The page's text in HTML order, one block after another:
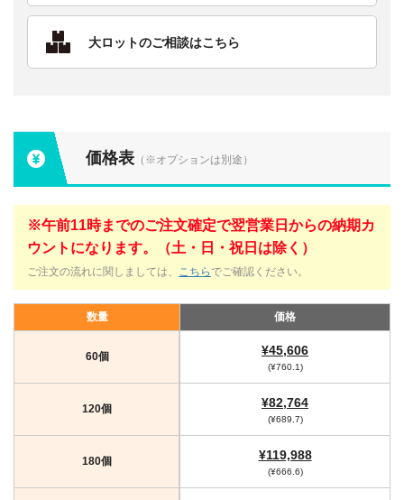
大ロットのご相談はこちら
価格表 （※オプションは別途）
※午前11時までのご注文確定で翌営業日からの納期カ
ウントになります。（土・日・祝日は除く）
ご注文の流れに関しましては、 こちら でご確認ください。
数量 価格
60個 ¥45,606
(¥760.1)
120個 ¥82,764
(¥689.7)
180個 ¥119,988
(¥666.6)